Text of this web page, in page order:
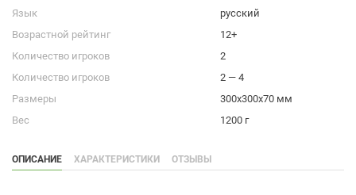
Язык
русский
Возрастной рейтинг
12+
Количество игроков
2
Количество игроков
2 — 4
Размеры
300x300x70 мм
Вес
1200 г
ОПИСАНИЕ ХАРАКТЕРИСТИКИ ОТЗЫВЫ